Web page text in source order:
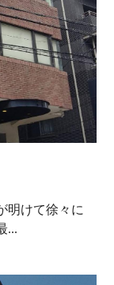
明けて徐々に
...